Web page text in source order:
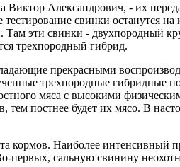
Александрович, - их
свинки
эти свинки - двухпородный
трехпородный гибрид.
прекрасными
трехпородные гибридные
мяса с высокими
постнее будет их мясо. В
кормов. Наиболее
первых, сальную свинину